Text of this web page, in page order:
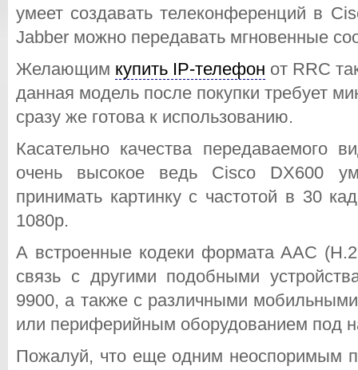
умеет создавать телеконференций в
Jabber можно передавать мгновенные
Желающим купить IP-телефон от RRC
данная модель после покупки требует
сразу же готова к использованию.
Касательно качества передаваемого
очень высокое ведь Cisco DX600
принимать картинку с частотой в 30
1080p.
А встроенные кодеки формата AAC
связь с другими подобными
9900, а также с различными
или периферийным оборудованием под
Пожалуй, что еще одним неоспоримым